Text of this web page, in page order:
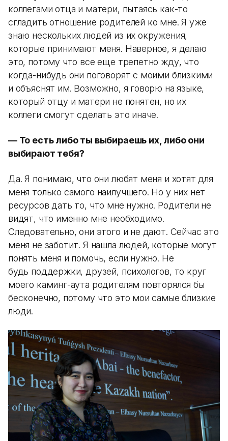
коллегами отца и матери, пытаясь как-то
сгладить отношение родителей ко мне. Я уже
знаю нескольких людей из их окружения,
которые принимают меня. Наверное, я делаю
это, потому что все еще трепетно жду, что
когда-нибудь они поговорят с моими близкими
и объяснят им. Возможно, я говорю на языке,
который отцу и матери не понятен, но их
коллеги смогут сделать это иначе.
— То есть либо ты выбираешь их, либо они
выбирают тебя?
Да. Я понимаю, что они любят меня и хотят для
меня только самого наилучшего. Но у них нет
ресурсов дать то, что мне нужно. Родители не
видят, что именно мне необходимо.
Следовательно, они этого и не дают. Сейчас это
меня не заботит. Я нашла людей, которые могут
понять меня и помочь, если нужно. Не
будь поддержки, друзей, психологов, то круг
моего каминг-аута родителям повторялся бы
бесконечно, потому что это мои самые близкие
люди.